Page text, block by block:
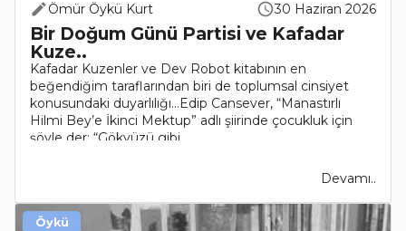
Ömür Öykü Kurt 30 Haziran 2026
Bir Doğum Günü Partisi ve Kafadar
Kuze..
Kafadar Kuzenler ve Dev Robot kitabının en
beğendiğim taraflarından biri de toplumsal cinsiyet
konusundaki duyarlılığı...Edip Cansever, “Manastırlı
Hilmi Bey’e İkinci Mektup” adlı şiirinde çocukluk için
şöyle der: “Gökyüzü gibi..
Devamı..
Öykü